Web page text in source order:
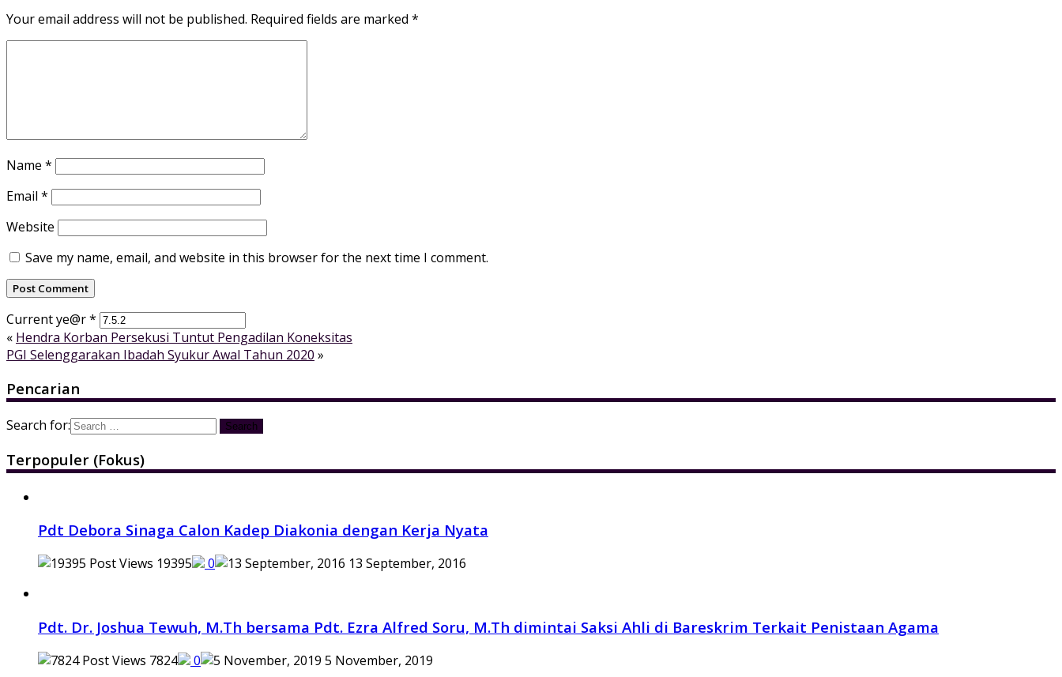
Your email address will not be published. Required fields are marked *
Name *
Email *
Website
Save my name, email, and website in this browser for the next time I comment.
Current ye@r*
« Hendra Korban Persekusi Tuntut Pengadilan Koneksitas
PGI Selenggarakan Ibadah Syukur Awal Tahun 2020 »
Pencarian
Search for:
Terpopuler (Fokus)
Pdt Debora Sinaga Calon Kadep Diakonia dengan Kerja Nyata
19395 0 13 September, 2016
Pdt. Dr. Joshua Tewuh, M.Th bersama Pdt. Ezra Alfred Soru, M.Th dimintai Saksi Ahli di Bareskrim Terkait Penistaan Agama
7824 0 5 November, 2019